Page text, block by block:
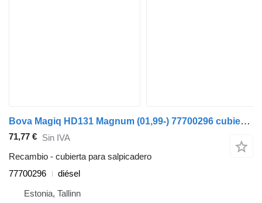
Bova Magiq HD131 Magnum (01,99-) 77700296 cubierta para salpicadero para Bova Magiq (1999-2010) autobús
71,77 € Sin IVA
Recambio - cubierta para salpicadero
77700296
diésel
Estonia, Tallinn